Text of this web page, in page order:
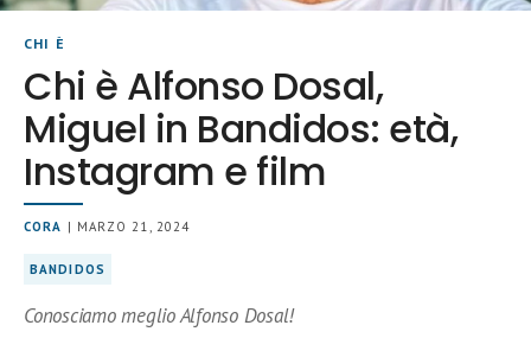
CHI È
Chi è Alfonso Dosal,
Miguel in Bandidos: età,
Instagram e film
CORA | MARZO 21, 2024
BANDIDOS
Conosciamo meglio Alfonso Dosal!